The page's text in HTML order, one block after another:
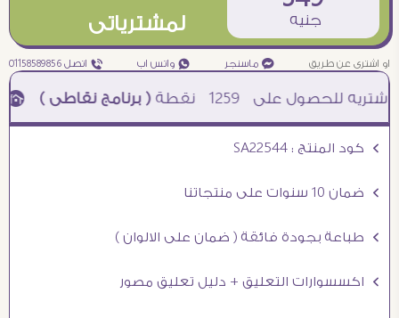
جنيه
لمشترياتى
او اشترى عن طريق ¥ ماسنجر ₧ واتس اب ƒ اتصل 01158589856
1259 نقطة( برنامج نقاطى )à خصم 5% للعملاء الجدد à شحن مجانى عند الشراء ب 4000 جنيه à
Ö كود المنتج : SA22544
Ö ضمان 10 سنوات على منتجاتنا
Ö طباعة بجودة فائقة ( ضمان على الالوان )
Ö اكسسوارات التعليق + دليل تعليق مصور